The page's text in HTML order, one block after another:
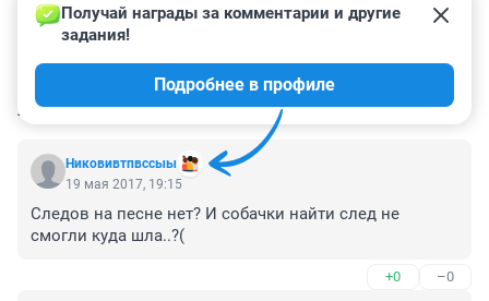
КОММЕНТАРИИ 7
Никовивтпвссыы
Получай награды за комментарии и другие
задания!
Подробнее в профиле
19 мая 2017, 19:15
Следов на песне нет? И собачки найти след не
смогли куда шла..?(
+0 –0